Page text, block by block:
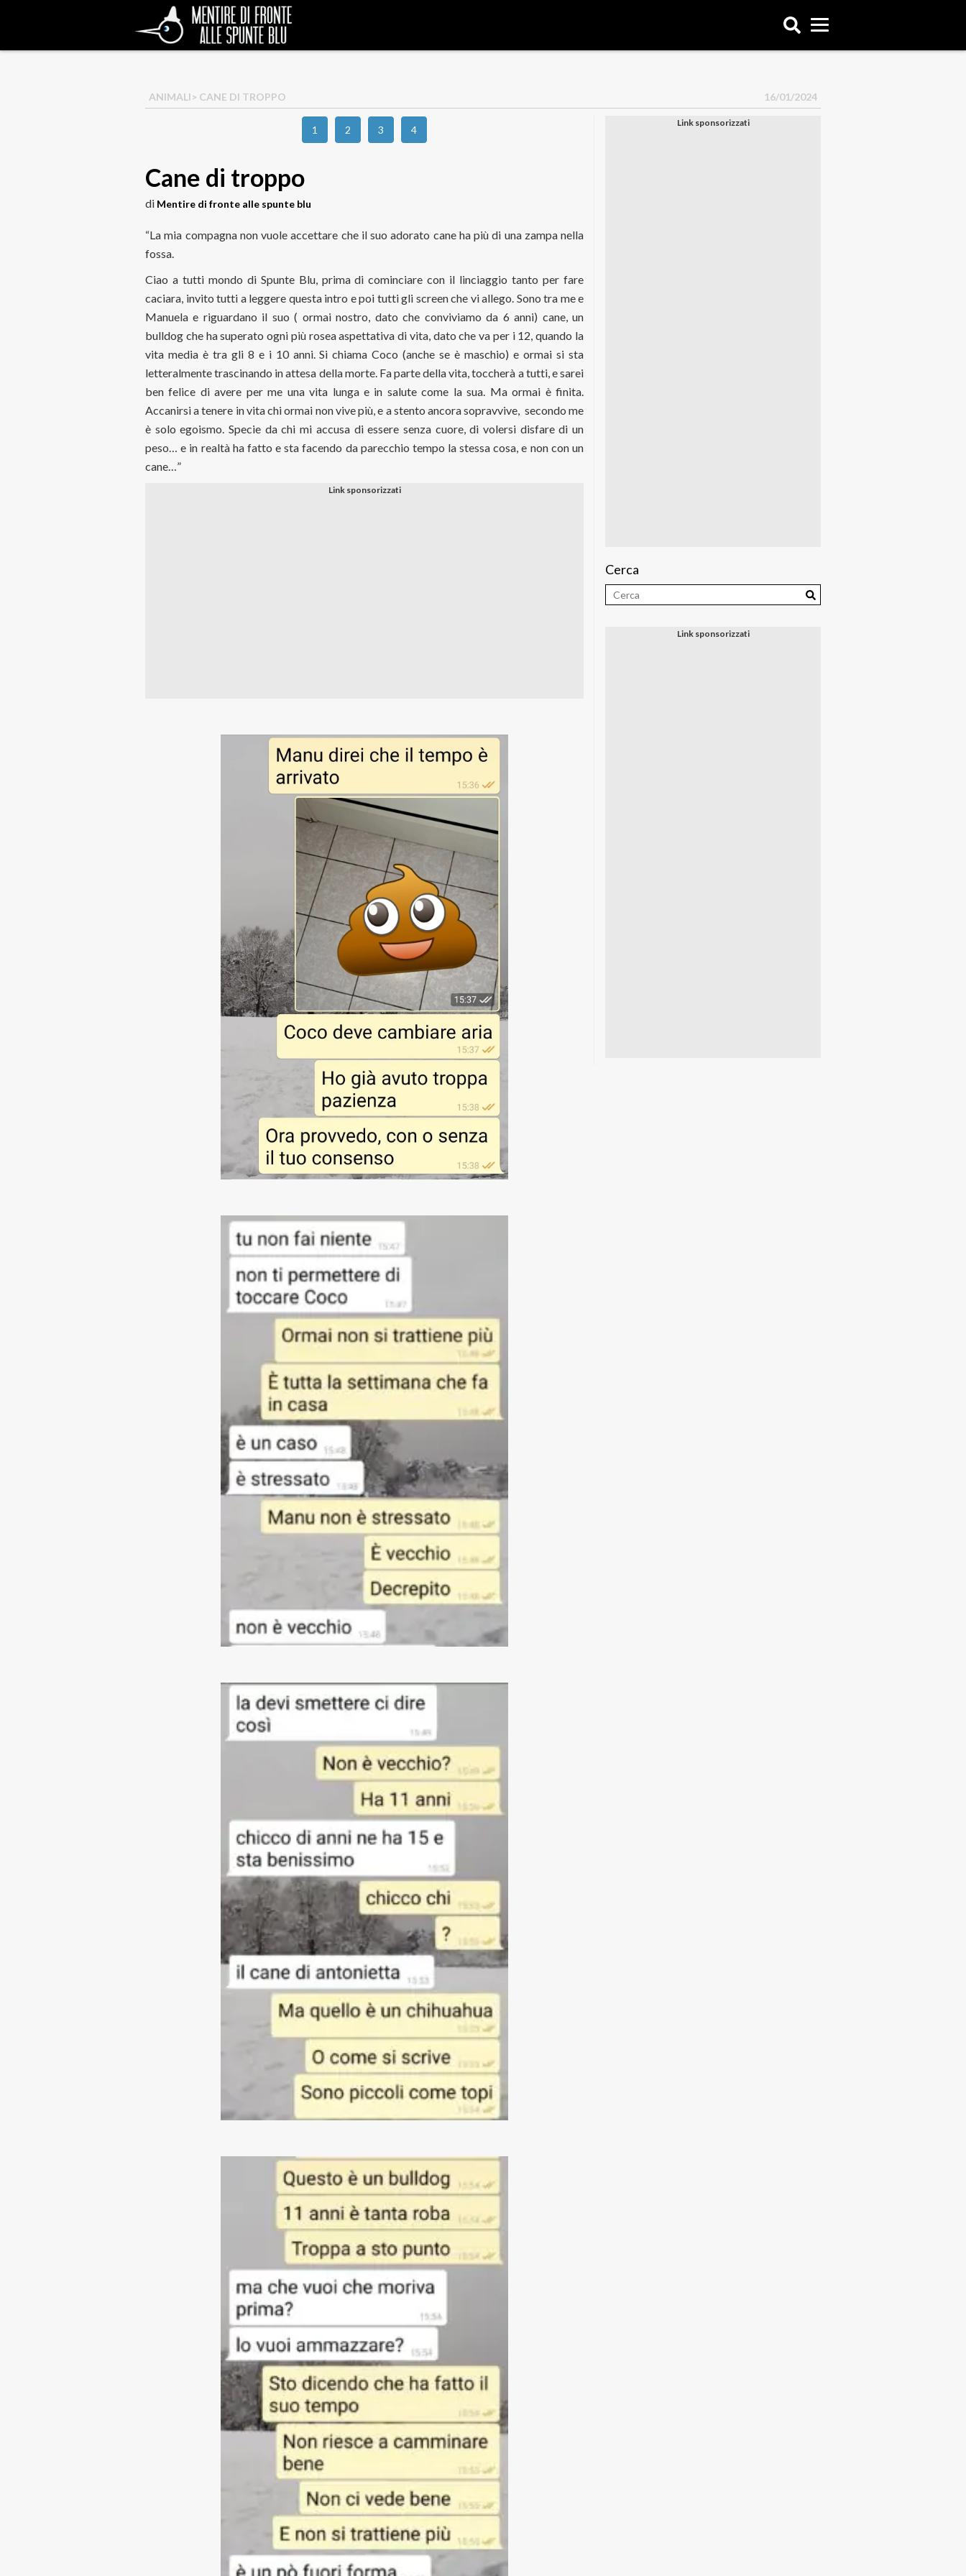
ANIMALI> CANE DI TROPPO 16/01/2024
1 2 3 4
Cane di troppo
di Mentire di fronte alle spunte blu
“La mia compagna non vuole accettare che il suo adorato cane ha più di una zampa nella
fossa.
Ciao a tutti mondo di Spunte Blu, prima di cominciare con il linciaggio tanto per fare
caciara, invito tutti a leggere questa intro e poi tutti gli screen che vi allego. Sono tra me e
Manuela e riguardano il suo ( ormai nostro, dato che conviviamo da 6 anni) cane, un
bulldog che ha superato ogni più rosea aspettativa di vita, dato che va per i 12, quando la
vita media è tra gli 8 e i 10 anni. Si chiama Coco (anche se è maschio) e ormai si sta
letteralmente trascinando in attesa della morte. Fa parte della vita, toccherà a tutti, e sarei
ben felice di avere per me una vita lunga e in salute come la sua. Ma ormai è finita.
Accanirsi a tenere in vita chi ormai non vive più, e a stento ancora sopravvive, secondo me
è solo egoismo. Specie da chi mi accusa di essere senza cuore, di volersi disfare di un
peso… e in realtà ha fatto e sta facendo da parecchio tempo la stessa cosa, e non con un
cane…”
Cerca